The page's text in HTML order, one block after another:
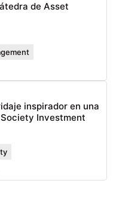
de Asset
inspirador en una
Investment